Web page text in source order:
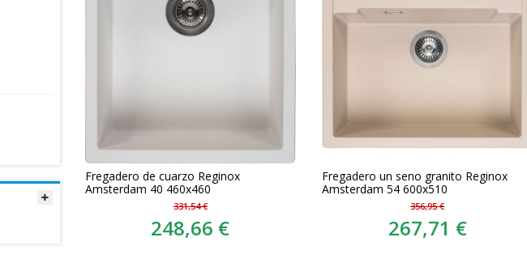
Fregadero de cuarzo Reginox
Amsterdam 40 460x460
331,54 €
248,66 €
Fregadero un seno granito Reginox
Amsterdam 54 600x510
356,95 €
267,71 €